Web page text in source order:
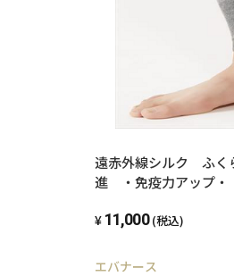
遠赤外線シルク ふ
進 ・免疫力アップ
11,000 (税込)
エバナース